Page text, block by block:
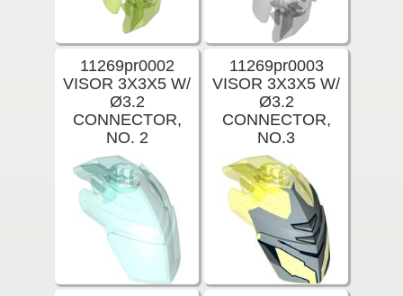
11269pr0002
VISOR 3X3X5 W/
Ø3.2
CONNECTOR,
NO. 2
11269pr0003
VISOR 3X3X5 W/
Ø3.2
CONNECTOR,
NO.3